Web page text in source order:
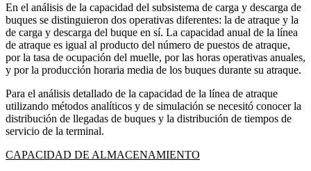
En el análisis de la capacidad del subsistema de carga y descarga de
buques se distinguieron dos operativas diferentes: la de atraque y la
de carga y descarga del buque en sí. La capacidad anual de la línea
de atraque es igual al producto del número de puestos de atraque,
por la tasa de ocupación del muelle, por las horas operativas anuales,
y por la producción horaria media de los buques durante su atraque.
Para el análisis detallado de la capacidad de la línea de atraque
utilizando métodos analíticos y de simulación se necesitó conocer la
distribución de llegadas de buques y la distribución de tiempos de
servicio de la terminal.
CAPACIDAD DE ALMACENAMIENTO